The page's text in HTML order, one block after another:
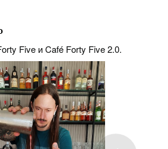
Five и Café Forty Five 2.0.